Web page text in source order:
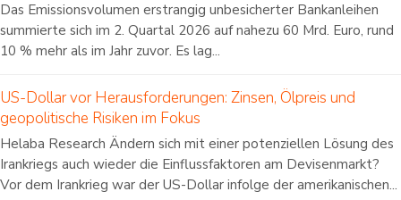
Das Emissionsvolumen erstrangig unbesicherter Bankanleihen
summierte sich im 2. Quartal 2026 auf nahezu 60 Mrd. Euro, rund
10 % mehr als im Jahr zuvor. Es lag...
US-Dollar vor Herausforderungen: Zinsen, Ölpreis und
geopolitische Risiken im Fokus
Helaba Research Ändern sich mit einer potenziellen Lösung des
Irankriegs auch wieder die Einflussfaktoren am Devisenmarkt?
Vor dem Irankrieg war der US-Dollar infolge der amerikanischen...